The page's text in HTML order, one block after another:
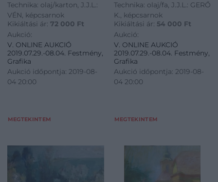
Technika: olaj/karton, J.J.L.:
VÉN, képcsarnok
Kikiáltási ár: 72 000 Ft
Aukció:
V. ONLINE AUKCIÓ
2019.07.29.-08.04. Festmény,
Grafika
Aukció időpontja: 2019-08-
04 20:00
MEGTEKINTEM
Technika: olaj/fa, J.J.L.: GERŐ
K., képcsarnok
Kikiáltási ár: 54 000 Ft
Aukció:
V. ONLINE AUKCIÓ
2019.07.29.-08.04. Festmény,
Grafika
Aukció időpontja: 2019-08-
04 20:00
MEGTEKINTEM